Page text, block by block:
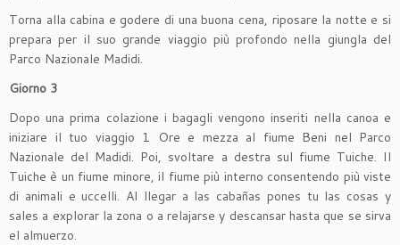
Torna alla cabina e godere di una buona cena, riposare la notte e si
prepara per il suo grande viaggio più profondo nella giungla del
Parco Nazionale Madidi.
Giorno 3
Dopo una prima colazione i bagagli vengono inseriti nella canoa e
iniziare il tuo viaggio 1 Ore e mezza al fiume Beni nel Parco
Nazionale del Madidi. Poi, svoltare a destra sul fiume Tuiche. Il
Tuiche è un fiume minore, il fiume più interno consentendo più viste
di animali e uccelli. Al llegar a las cabañas pones tu las cosas y
sales a explorar la zona o a relajarse y descansar hasta que se sirva
el almuerzo.